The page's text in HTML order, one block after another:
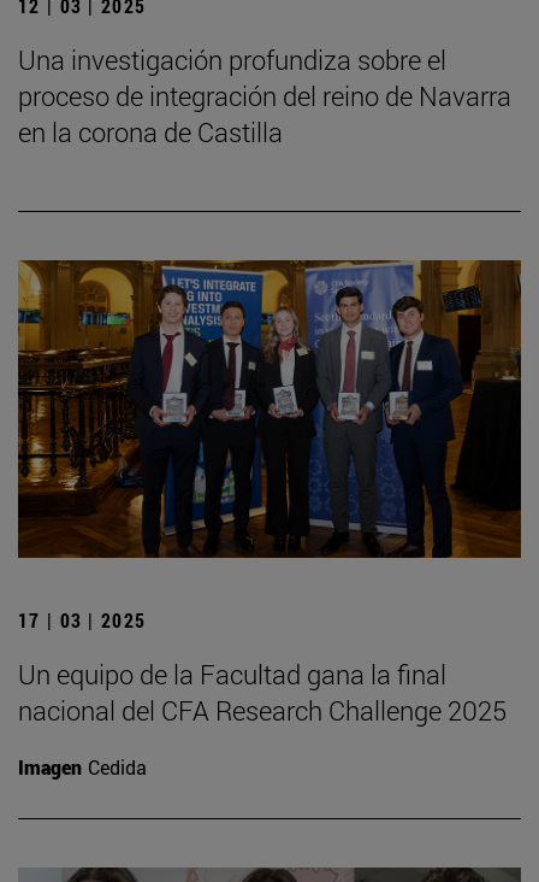
12 | 03 | 2025
Una investigación profundiza sobre el
proceso de integración del reino de Navarra
en la corona de Castilla
17 | 03 | 2025
Un equipo de la Facultad gana la final
nacional del CFA Research Challenge 2025
Imagen Cedida